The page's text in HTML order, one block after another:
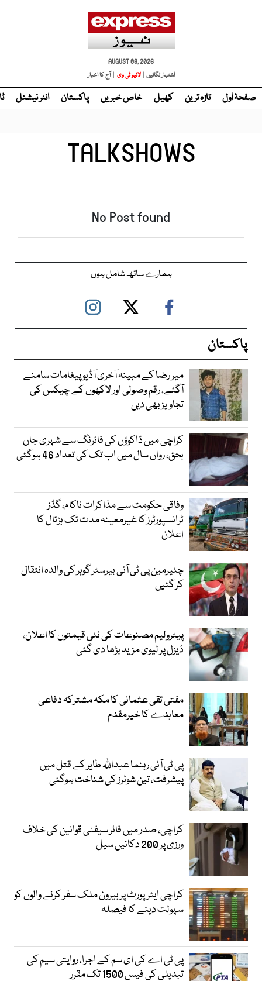
AUGUST 08, 2026
اشتہار لگائیں |
| آج کا اخبار
صفحۂ اول تازہ ترین کھیل خاص خبریں پاکستان انٹر نیشنل
TALKSHOWS
No Post found
ہمارے ساتھ شامل ہوں
پاکستان
میر رضا کے مبینہ آخری آڈیو پیغامات سامنے
آگئے، رقم وصولی اور لاکھوں کے چیکس کی
تجاویز بھی دیں
کراچی میں ڈاکوؤں کی فائرنگ سے شہری جاں
بحق، رواں سال میں اب تک کی تعداد 46 ہوگئی
وفاقی حکومت سے مذاکرات ناکام، گڈز
ٹرانسپورٹرز کا غیرمعینہ مدت تک ہڑتال کا
اعلان
چئیرمین پی ٹی آئی بیرسٹر گوہر کی والدہ انتقال
کر گئیں
پیٹرولیم مصنوعات کی نئی قیمتوں کا اعلان،
ڈیزل پر لیوی مزید بڑھا دی گئی
مفتی تقی عثمانی کا مکہ مشترکہ دفاعی
معاہدے کا خیرمقدم
پی ٹی آئی رہنما عبداللہ طایر کے قتل میں
پیشرفت، تین شوٹرز کی شناخت ہوگئی
کراچی، صدر میں فائر سیفٹی قوانین کی خلاف
ورزی پر 200 دکانیں سیل
کراچی ایئرپورٹ پر بیرون ملک سفر کرنے والوں کو
سہولت دینے کا فیصلہ
پی ٹی اے کی ای سم کے اجرا، روایتی سیم کی
تبدیلی کی فیس 1500 تک مقرر